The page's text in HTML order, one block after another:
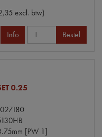
excl. btw)
Info Bestel
0.25
[PW 1]